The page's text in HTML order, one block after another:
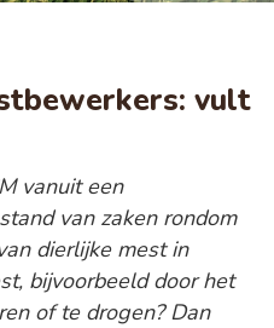
vult
vanuit een
van zaken rondom
dierlijke mest in
bijvoorbeeld door het
of te drogen? Dan